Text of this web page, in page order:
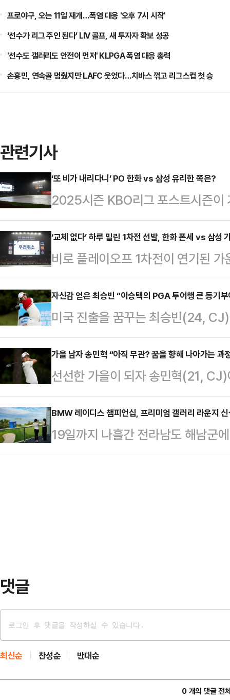
프로야구, 오는 11일 재개…폭염 대응 '오후 7시 시작'
‘선수가 리그 주인 된다’ LIV 골프, 새 투자자 확보 성공
'선수도 갤러리도 안전이 먼저' KLPGA 폭염 대응 총력
손흥민, 연속골 멈췄지만 LAFC 웃었다…치바스 꺾고 리그스컵 첫 승
관련기사
‘또 비가 내리다니’ PO 한화 vs 삼성 유리한 쪽은?
2025시즌 KBO리그 포스트시즌이
순연이다.17일 대전 한화생명 볼
크 KBO 포스트시즌 PO 1차전 한
취소됐다. 두 팀의 맞대결은 하루
올 시즌 가을 야구는 지난 5일 와일
정규 시즌 최종전이 하루 밀리면서
와일드카드 결정전이 열린 대구에
밀린…
‘교체 없다’ 하루 밀린 1차전 선발, 한화 폰세 vs 삼성
비로 플레이오프 1차전이 연기된
전 선발을 그대로 유지한다.17일
2025 신한 SOL뱅크 KBO 포스트
로 취소됐다. 두 팀의 맞대결은 하
다.당초 양 팀은 1차전 선발로 폰세
루 밀린 17일에도 두 투수가 예정
시즌서 각각 상대와 마주해 단 한
있다…
자신감 얻은 최승빈 “이승택의 PGA 투어행 큰 동기부
미국 진출을 꿈꾸는 최승빈(24,
경기도 파주에 위치한 서원밸리
투어 ‘더 채리티 오픈’ 2라운드서
그치며 컷 탈락 위기에 몰렸던 최승
7언더파 137타로 공동 8위에 랭크
과는 4타 차다.최승빈은 2라운드
머지는 다 버디였다. 사실 콘페리
온…
가을 남자 송민혁 “아직 무관? 꿈을 향해 나아가는 과
선선한 가을이 되자 송민혁(21,
도 파주에 위치한 서원밸리CC에
‘더 채리티 오픈’ 2라운드서 4언
타로 공동 3위에 랭크됐다. 선두인
의 송민혁은 프로 첫해였던 지난해
BMW 레이디스 챔피언십, 프리미엄 갤러리 라운지
19일까지 나흘간 전라남도 해남군
되는 국내 유일의 미국 여자프로골
댓글
최신순 찬성순 반대순
0 개의 댓글 전